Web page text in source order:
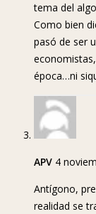
tema del
Como bien
pasó de ser
época…ni
APV 4
Antígono,
realidad se